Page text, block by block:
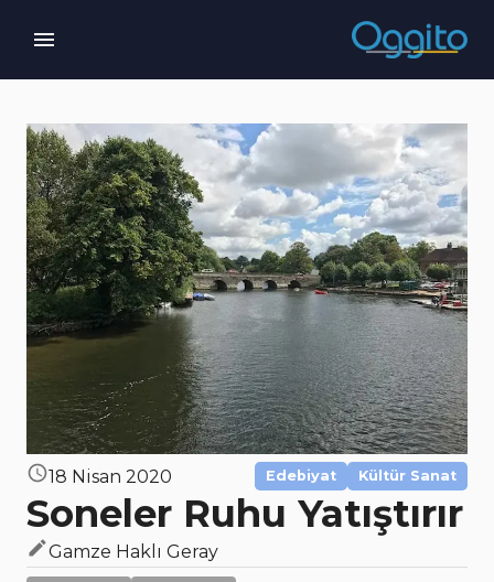
18 Nisan 2020 Edebiyat Kültür Sanat
Soneler Ruhu Yatıştırır
Gamze Haklı Geray